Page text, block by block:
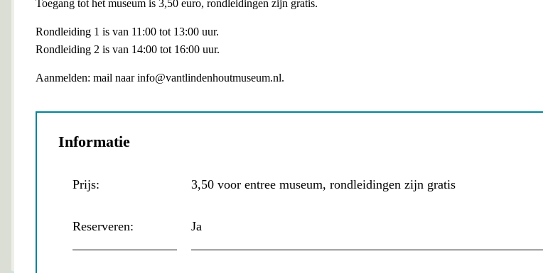
Toegang tot het museum is 3,50 euro, rondleidingen zijn gratis.
Rondleiding 1 is van 11:00 tot 13:00 uur.
Rondleiding 2 is van 14:00 tot 16:00 uur.
Aanmelden: mail naar info@vantlindenhoutmuseum.nl.
Informatie
Prijs: 3,50 voor entree museum, rondleidingen zijn gratis
Reserveren: Ja